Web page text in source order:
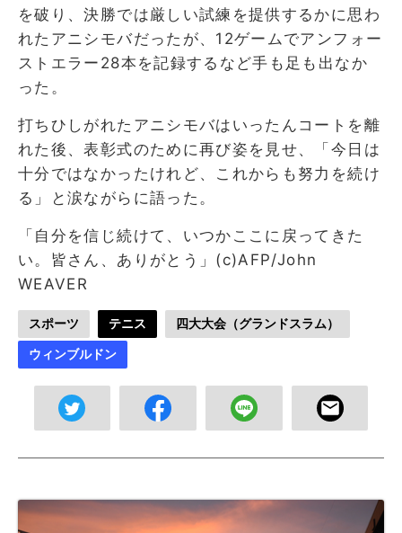
を破り、決勝では厳しい試練を提供するかに思わ
れたアニシモバだったが、12ゲームでアンフォー
ストエラー28本を記録するなど手も足も出なか
った。
打ちひしがれたアニシモバはいったんコートを離
れた後、表彰式のために再び姿を見せ、「今日は
十分ではなかったけれど、これからも努力を続け
る」と涙ながらに語った。
「自分を信じ続けて、いつかここに戻ってきた
い。皆さん、ありがとう」(c)AFP/John
WEAVER
スポーツ テニス 四大大会（グランドスラム）
ウィンブルドン